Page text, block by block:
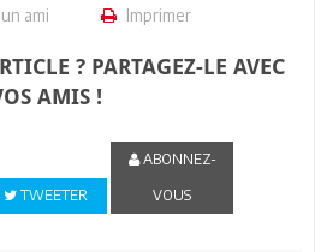
ami Imprimer
? PARTAGEZ-LE AVEC
AMIS !
TWEETER
ABONNEZ-
VOUS